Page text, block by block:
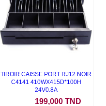
TIROIR CAISSE PORT RJ12 NOIR
C4141 410WX415D*100H
24V0.8A
199,000 TND